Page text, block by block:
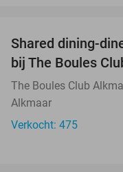
Shared dining-
bij The Boules
The Boules Club
Alkmaar
Verkocht: 475